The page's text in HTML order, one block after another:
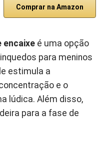
Comprar na Amazon
encaixe é uma opção
para meninos
estimula a
e o
lúdica. Além disso,
para a fase de